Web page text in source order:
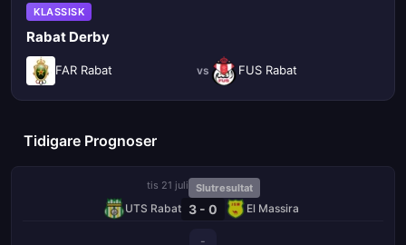
KLASSISK
Rabat Derby
FAR Rabat vs FUS Rabat
Tidigare Prognoser
tis 21 juli Slutresultat
UTS Rabat 3 - 0 El Massira
-